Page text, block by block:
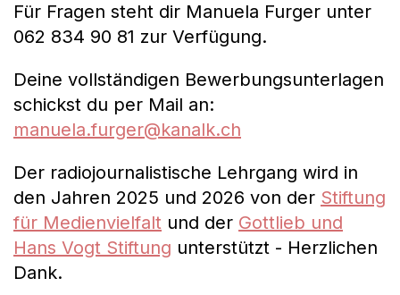
Für Fragen steht dir Manuela Furger unter
062 834 90 81 zur Verfügung.
Deine vollständigen Bewerbungsunterlagen
schickst du per Mail an:
manuela.furger@kanalk.ch
Der radiojournalistische Lehrgang wird in
den Jahren 2025 und 2026 von der Stiftung
für Medienvielfalt und der Gottlieb und
Hans Vogt Stiftung unterstützt - Herzlichen
Dank.